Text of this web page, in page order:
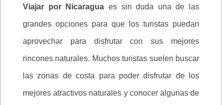
Viajar por Nicaragua es sin duda una de las
grandes opciones para que los turistas puedan
aprovechar para disfrutar con sus mejores
rincones naturales. Muchos turistas suelen buscar
las zonas de costa para poder disfrutar de los
mejores atractivos naturales y conocer algunas de